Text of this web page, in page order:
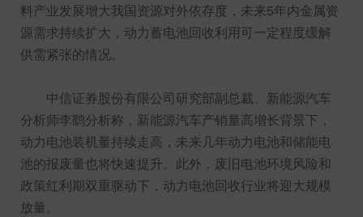
料产业发展增大我国资源对外依存度，未来5年内金属资
源需求持续扩大，动力蓄电池回收利用可一定程度缓解
供需紧张的情况。
中信证券股份有限公司研究部副总裁、新能源汽车
分析师李鹞分析称，新能源汽车产销量高增长背景下，
动力电池装机量持续走高，未来几年动力电池和储能电
池的报废量也将快速提升。此外，废旧电池环境风险和
政策红利期双重驱动下，动力电池回收行业将迎大规模
放量。